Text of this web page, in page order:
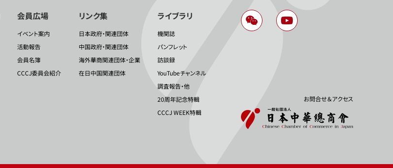
会員広場
イベント案内
活動報告
会員名簿
CCCJ委員会紹介
リンク集
日本政府・関連団体
中国政府・関連団体
海外華商関連団体・企業
在日中国関連団体
ライブラリ
機関誌
パンフレット
訪談録
YouTubeチャンネル
調査報告・他
20周年記念特輯
CCCJ WEEK特輯
お問合せ＆アクセス